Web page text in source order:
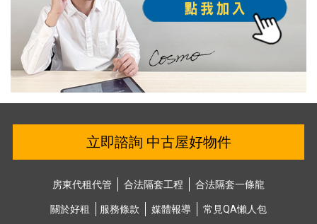
立即諮詢 中古屋好物件
房東代租代管 合法隔套⼯程 合法隔套⼀條龍
關於好租 服務條款 媒體報導 常⾒QA懶⼈包